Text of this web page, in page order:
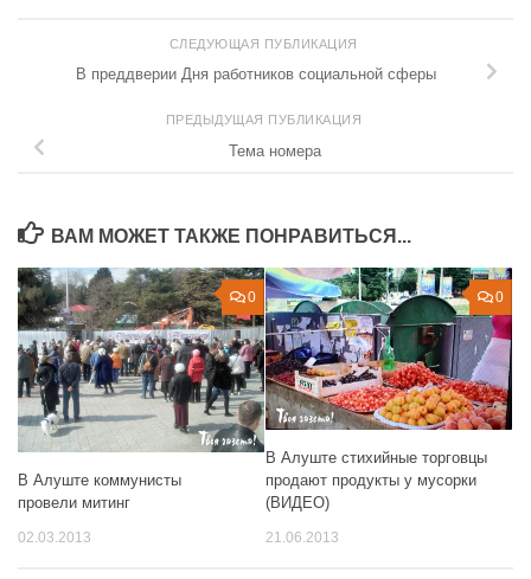
СЛЕДУЮЩАЯ ПУБЛИКАЦИЯ
В преддверии Дня работников социальной сферы
ПРЕДЫДУЩАЯ ПУБЛИКАЦИЯ
Тема номера
ВАМ МОЖЕТ ТАКЖЕ ПОНРАВИТЬСЯ...
0
В Алуште коммунисты
провели митинг
02.03.2013
0
В Алуште стихийные торговцы
продают продукты у мусорки
(ВИДЕО)
21.06.2013